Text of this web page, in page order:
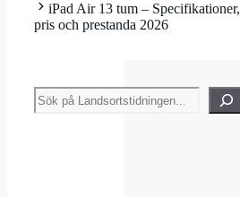
iPad Air 13 tum – Specifikationer,
pris och prestanda 2026
Sök